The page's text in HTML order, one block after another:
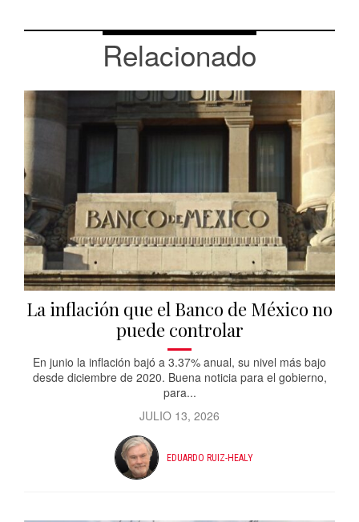
Relacionado
La inflación que el Banco de México no
puede controlar
En junio la inflación bajó a 3.37% anual, su nivel más bajo
desde diciembre de 2020. Buena noticia para el gobierno,
para...
JULIO 13, 2026
EDUARDO RUIZ-HEALY